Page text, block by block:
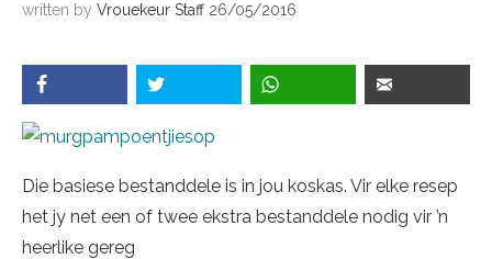
written by Vrouekeur Staff 26/05/2016
Die basiese bestanddele is in jou koskas. Vir elke resep
het jy net een of twee ekstra bestanddele nodig vir ’n
heerlike gereg